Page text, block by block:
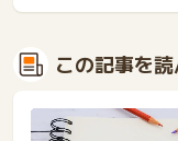
この記事を